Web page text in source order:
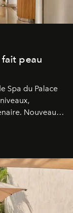
fait peau
Spa du Palace
Nouveau
en
dédié au
rituels